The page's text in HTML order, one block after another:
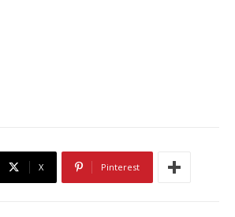
X Pinterest